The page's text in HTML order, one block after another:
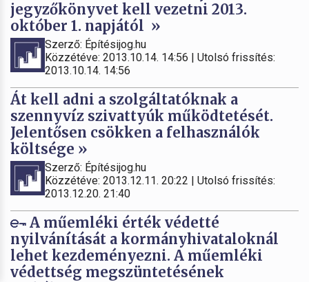
jegyzőkönyvet kell vezetni 2013.
október 1. napjától »
Szerző: Építésijog.hu
Közzétéve: 2013.10.14. 14:56 | Utolsó frissítés:
2013.10.14. 14:56
Át kell adni a szolgáltatóknak a
szennyvíz szivattyúk működtetését.
Jelentősen csökken a felhasználók
költsége »
Szerző: Építésijog.hu
Közzétéve: 2013.12.11. 20:22 | Utolsó frissítés:
2013.12.20. 21:40
A műemléki érték védetté
nyilvánítását a kormányhivataloknál
lehet kezdeményezni. A műemléki
védettség megszüntetésének